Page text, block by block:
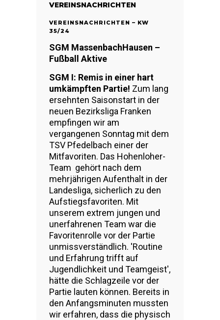
VEREINSNACHRICHTEN
VEREINSNACHRICHTEN – KW
35/24
SGM MassenbachHausen –
Fußball Aktive
SGM I: Remis in einer hart
umkämpften Partie! Zum lang
ersehnten Saisonstart in der
neuen Bezirksliga Franken
empfingen wir am
vergangenen Sonntag mit dem
TSV Pfedelbach einer der
Mitfavoriten. Das Hohenloher-
Team gehört nach dem
mehrjährigen Aufenthalt in der
Landesliga, sicherlich zu den
Aufstiegsfavoriten. Mit
unserem extrem jungen und
unerfahrenen Team war die
Favoritenrolle vor der Partie
unmissverständlich. ′Routine
und Erfahrung trifft auf
Jugendlichkeit und Teamgeist′,
hätte die Schlagzeile vor der
Partie lauten können. Bereits in
den Anfangsminuten mussten
wir erfahren, dass die physisch